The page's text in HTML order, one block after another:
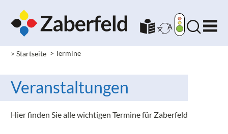
> Startseite > Termine
Veranstaltungen
Hier finden Sie alle wichtigen Termine für Zaberfeld